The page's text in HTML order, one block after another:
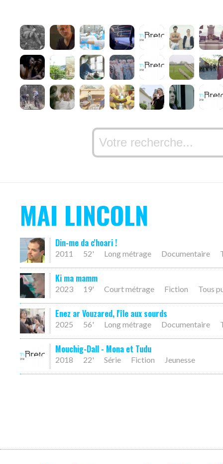
MAI LINCOLN
Din-me da c'hoari !
2011 52' Long métrage Documentaire
Ki ma mamm
2023 19' Court métrage Fiction Tous
Enez ar Vouzared, l'île aux sourds
2025 56' Long métrage Documentaire
Mouchig-Dall - Mona et Tudu
2018 22' Série Fiction Jeunesse